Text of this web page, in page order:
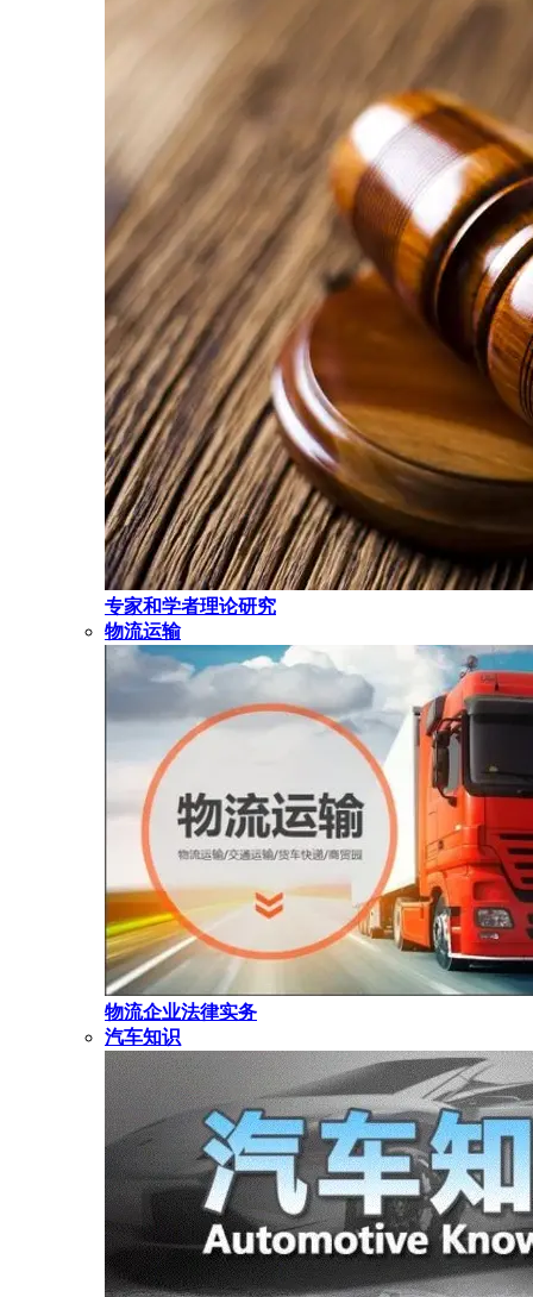
专家和学者理论研究
物流运输
物流企业法律实务
汽车知识